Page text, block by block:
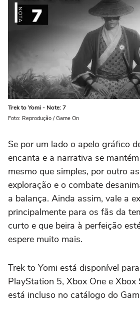
Trek to Yomi - Note: 7
Foto: Reprodução / Game On
Se por um lado o apelo gráfico
encanta e a narrativa se
mesmo que simples, por outro
exploração e o combate
a balança. Ainda assim, vale a
principalmente para os fãs da
curto e que beira à perfeição
espere muito mais.
Trek to Yomi está disponível
PlayStation 5, Xbox One e Xbox
está incluso no catálogo do